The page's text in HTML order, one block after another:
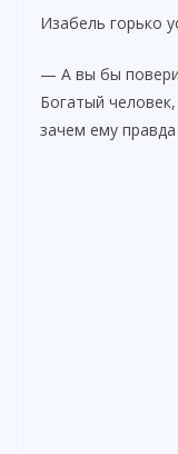
Изабель горько
— А вы бы
Богатый
зачем ему